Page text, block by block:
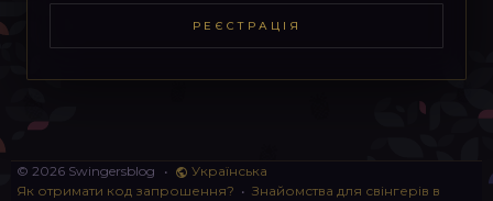
РЕЄСТРАЦІЯ
© 2026 Swingersblog •
Українська
Як отримати код запрошення? • Знайомства для свінгерів в